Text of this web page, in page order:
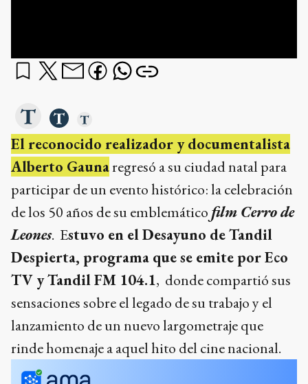
El reconocido realizador y documentalista
Alberto Gaunaregresó a su ciudad natal para
participar de un evento histórico: la celebración
de los 50 años de su emblemático film Cerro de
Leones. Estuvo en el Desayuno de Tandil
Despierta, programa que se emite por Eco
TV y Tandil FM 104.1, donde compartió sus
sensaciones sobre el legado de su trabajo y el
lanzamiento de un nuevo largometraje que
rinde homenaje a aquel hito del cine nacional.